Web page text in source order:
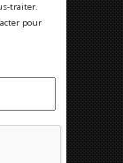
traiter.
pour